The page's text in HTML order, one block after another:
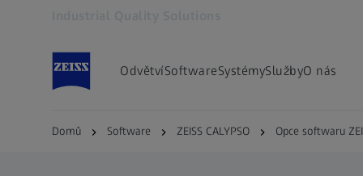
OdvětvíSoftwareSystémySlužbyO nás
Domů Software ZEISS CALYPSO Opce softwaru